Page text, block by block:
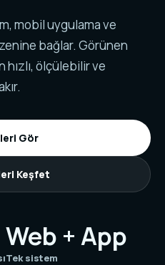
mobil uygulama ve
bağlar. Görünen
hızlı, ölçülebilir ve
Gör
Keşfet
Web + App
Tek sistem